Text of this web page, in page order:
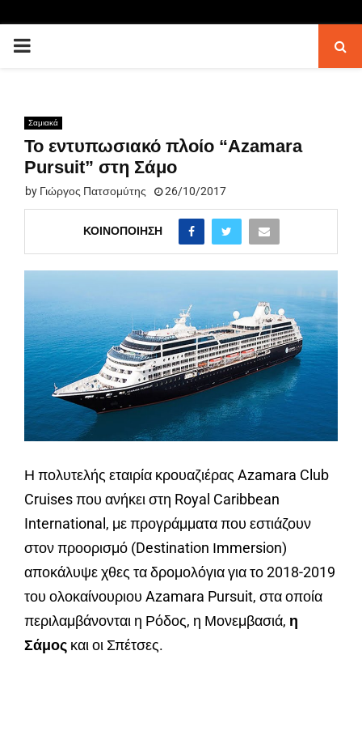
PRIMARY
Σαμιακά
Το εντυπωσιακό πλοίο “Azamara
Pursuit” στη Σάμο
by Γιώργος Πατσομύτης 26/10/2017
ΚΟΙΝΟΠΟΊΗΣΗ
Η πολυτελής εταιρία κρουαζιέρας Azamara Club
Cruises που ανήκει στη Royal Caribbean
International, με προγράμματα που εστιάζουν
στον προορισμό (Destination Ιmmersion)
αποκάλυψε χθες τα δρομολόγια για το 2018-2019
του ολοκαίνουριου Azamara Pursuit, στα οποία
περιλαμβάνονται η Ρόδος, η Μονεμβασιά, η
Σάμος και οι Σπέτσες.